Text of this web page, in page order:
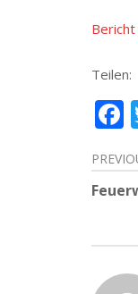
Teilen: